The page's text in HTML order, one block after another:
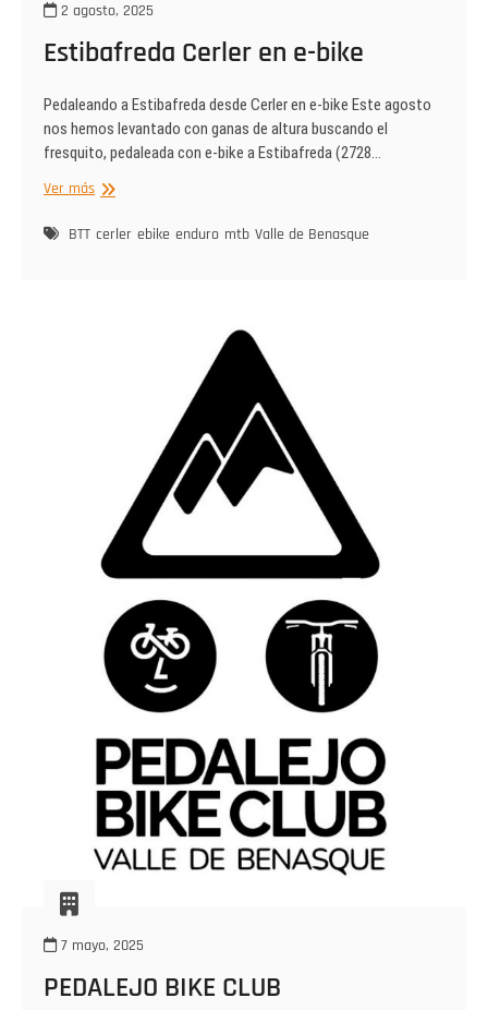
2 agosto, 2025
Estibafreda Cerler en e-bike
Pedaleando a Estibafreda desde Cerler en e-bike Este agosto
nos hemos levantado con ganas de altura buscando el
fresquito, pedaleada con e-bike a Estibafreda (2728…
Ver másEstibafreda
en
BTT cerler ebike enduro mtb Valle de Benasque
7 mayo, 2025
PEDALEJO BIKE CLUB